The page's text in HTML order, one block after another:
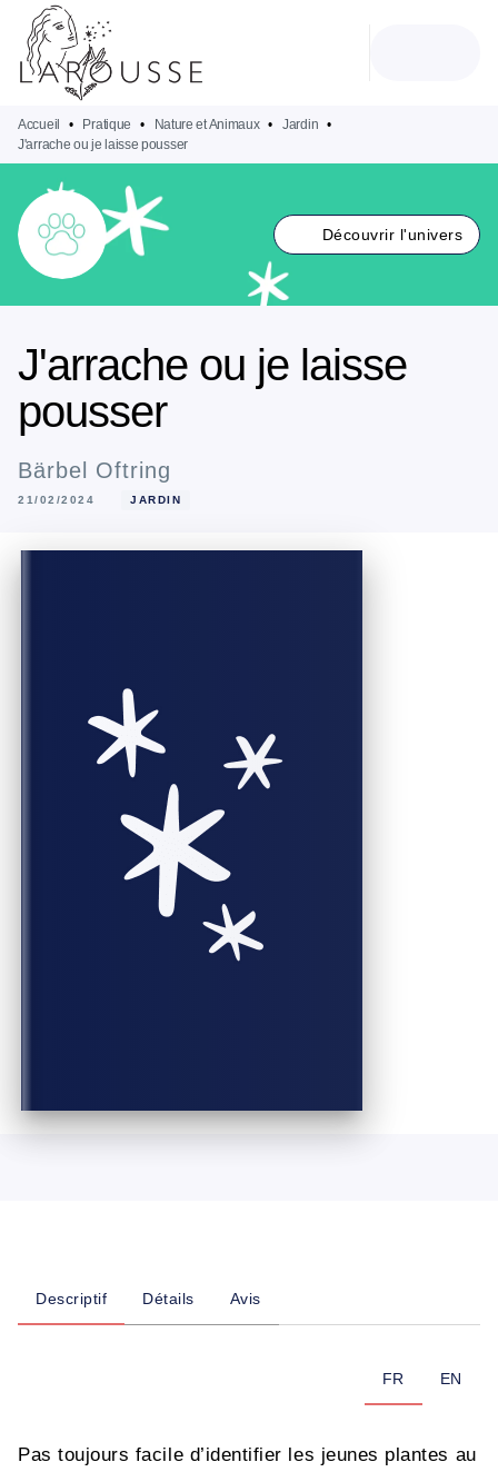
MENU
PIED DE PAGE
Accueil • Pratique • Nature et Animaux • Jardin •
J'arrache ou je laisse pousser
Découvrir l'univers
J'arrache ou je laisse
pousser
Bärbel Oftring
21/02/2024 JARDIN
Descriptif Détails Avis
FR EN
Pas toujours facile d’identifier les jeunes plantes au